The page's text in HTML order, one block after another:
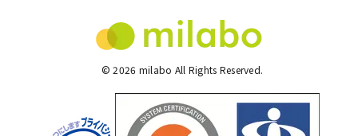
©2026 milabo All Rights Reserved.